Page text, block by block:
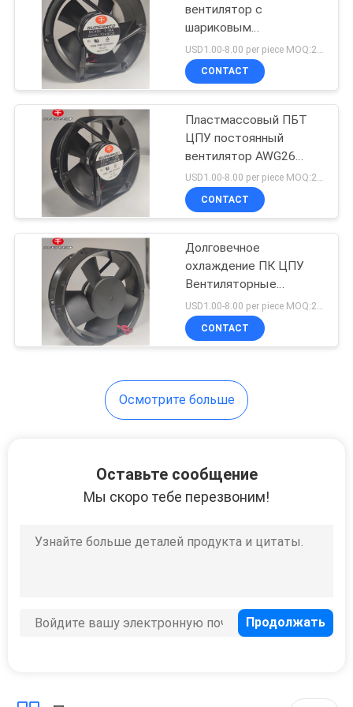
PWM
контролировало
вентилятор
14
Вентилятор шкафа
сервера
охлаждающий
принтера 3D
вентилятор ПК
вентилятор с
шариковым
подшипником или
подшипником рукава -
черный
CONTACT
Пластмассовый ПБТ
ЦПУ постоянный
вентилятор AWG26
Leadwire Тихое и
надежное решение для
охлаждения
USD1.00-8.00 per piece MOQ:2000 pcs
CONTACT
Долговечное
охлаждение ПК ЦПУ
Вентиляторные
шариковые подшипники
/ подшипники для
компьютерных систем
USD1.00-8.00 per piece MOQ:2000 pcs
CONTACT
Осмотрите больше
Оставьте сообщение
Мы скоро тебе перезвоним!